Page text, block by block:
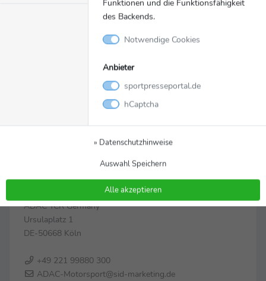
Zur Pressemappe
ADAC TCR Germany
Ursulaplatz 1
DE-50668 Köln
+49 221 99880 300
ADAC-Motorsport@sid-marketing.de
des Backends.
Notwendige Cookies
Anbieter
sportpresseportal.de
hCaptcha
» Datenschutzhinweise
Auswahl Speichern
Alle akzeptieren